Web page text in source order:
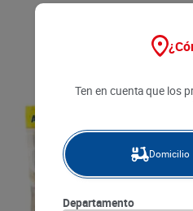
Ten en cuenta que los
Domicilio
Departamento